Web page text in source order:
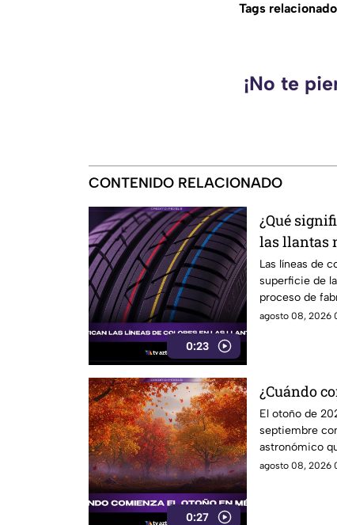
Tags
¡No te
CONTENIDO RELACIONADO
0:23
¿Qué
las llantas
Las líneas de
superficie de
proceso de
indican
agosto 08, 2026
0:27
¿Cuándo
El otoño de
septiembre
astronómico
hemisferio
agosto 08, 2026